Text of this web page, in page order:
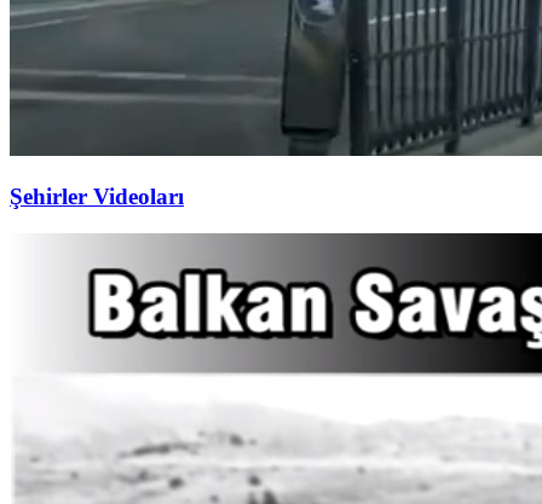
Şehirler Videoları